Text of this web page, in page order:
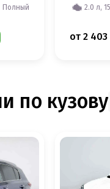
Полный
2.0 л,
от 2
по кузову